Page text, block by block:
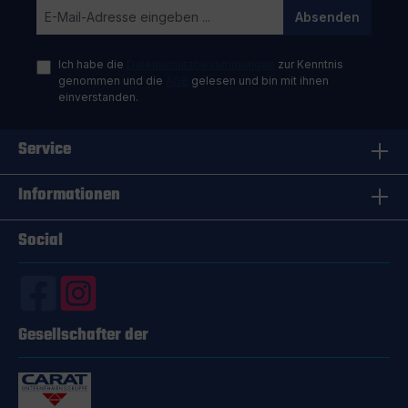
Absenden
Ich habe die
zur Kenntnis
genommen und die
gelesen und bin mit ihnen
einverstanden.
Service
Informationen
Social
Gesellschafter der